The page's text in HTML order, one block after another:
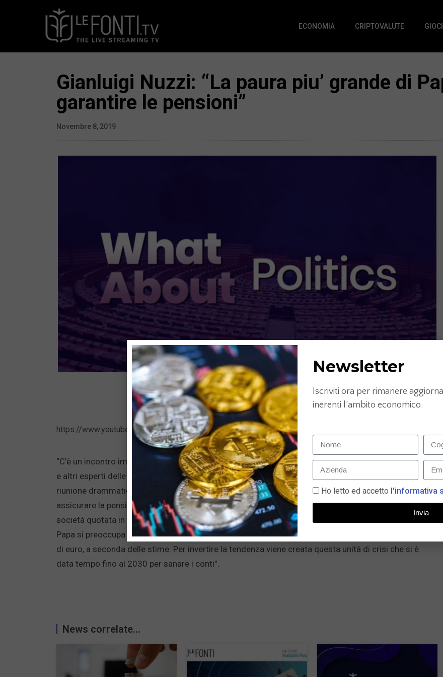
ECONOMIA CRIPTOVALUTE
Gianluigi Nuzzi: “La paura piu’ grande di
garantire le pensioni”
Novembre 8, 2019
https://www.youtube.com/watch?v=8wvrrGtIq90&feature=youtu.be
“C’è un incontro importantissimo il 14 maggio 2018, quando Papa Francesco riceve il cardinale Marx
e altri esperti delle finanze, i suoi consiglieri più vicini che prospettano il rischio di default. In quella
riunione drammatica, il Papa si preoccupa sopra ogni cosa dei dipendenti, dicendo che la priorità è
assicurare la pensione a tutti, in nome della dottrina sociale della Chiesa. Il Vaticano non è una
società quotata in borsa, non si possono fare degli scivoli o se ci sono 2000 esuberi, mandarli via. Il
Papa si preoccupa anche perchè il fondo pensioni del Vaticano ha un deficit tra i 400 e i 600 milioni
di euro, a seconda delle stime. Per invertire la tendenza viene creata questa unità di crisi che si è
data tempo fino al 2030 per sanare i conti”.
News correlate...
Newsletter
Iscriviti ora per rimanere
inerenti l’ambito economico.
Ho letto ed accetto l'informativa
Invia